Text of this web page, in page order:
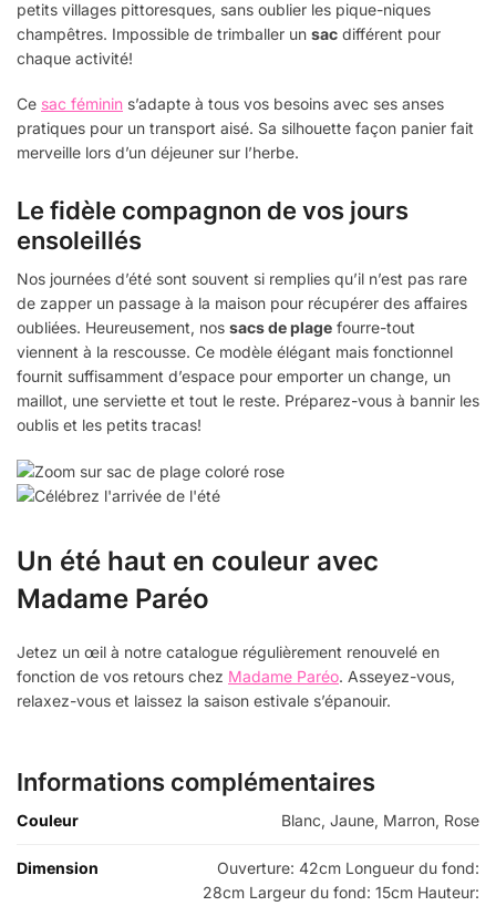
petits villages pittoresques, sans oublier les pique-niques
champêtres. Impossible de trimballer un sac différent pour
chaque activité!
Ce sac féminin s’adapte à tous vos besoins avec ses anses
pratiques pour un transport aisé. Sa silhouette façon panier fait
merveille lors d’un déjeuner sur l’herbe.
Le fidèle compagnon de vos jours
ensoleillés
Nos journées d’été sont souvent si remplies qu’il n’est pas rare
de zapper un passage à la maison pour récupérer des affaires
oubliées. Heureusement, nos sacs de plage fourre-tout
viennent à la rescousse. Ce modèle élégant mais fonctionnel
fournit suffisamment d’espace pour emporter un change, un
maillot, une serviette et tout le reste. Préparez-vous à bannir les
oublis et les petits tracas!
Un été haut en couleur avec
Madame Paréo
Jetez un œil à notre catalogue régulièrement renouvelé en
fonction de vos retours chez Madame Paréo. Asseyez-vous,
relaxez-vous et laissez la saison estivale s’épanouir.
Informations complémentaires
Couleur Blanc, Jaune, Marron, Rose
Dimension
Ouverture: 42cm Longueur du fond:
28cm Largeur du fond: 15cm Hauteur: